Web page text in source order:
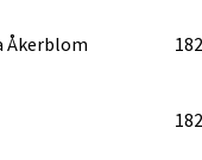
Åkerblom